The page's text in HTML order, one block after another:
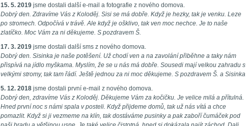
15. 5. 2019 jsme dostali další e-mail a fotografie z nového domova.
Dobrý den. Zdravíme Vás z Koloděj. Sisi se má dobře. Když je hezky, tak je venku. Leze
po stromech. Odpočívá v trávě. Ale když je ošklivo, tak ven moc nechce. Je to naše
zlatíčko. Moc Vám za ni děkujeme. S pozdravem Š.
17. 3. 2019 jsme dostali další sms z nového domova.
Dobrý den. Sisinka je naše potěšení. Už chodí ven a na zavolání přiběhne a taky nám
přispívá na jídlo myškama. Myslím, že se u nás má dobře. Sousedi mají velkou zahradu s
velkými stromy, tak tam řádí. Ještě jednou za ni moc děkujeme. S pozdravem Š. a Sisinka
5. 12. 2018 jsme dostali první e-mail z nového domova.
Dobrý den, zdravíme Vás z Koloděj. Děkujeme Vám za kočičku. Je velice milá a přítulná.
Hned první noc s námi spala v posteli. Když přijdeme domů, tak už nás vítá a chce
pomazlit. Když si ji vezmeme na klín, tak dostáváme pusinky a pak zaboří čumáček pod